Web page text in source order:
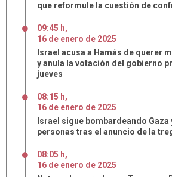
que reformule la cuestión de
09:45 h,
16 de enero de 2025
Israel acusa a Hamás de querer
y anula la votación del gobierno
jueves
08:15 h,
16 de enero de 2025
Israel sigue bombardeando Gaza
personas tras el anuncio de la
08:05 h,
16 de enero de 2025